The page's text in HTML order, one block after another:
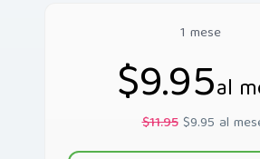
1 mese
$9.95al
$11.95$9.95 al